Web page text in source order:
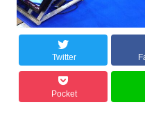
Twitter
Pocket